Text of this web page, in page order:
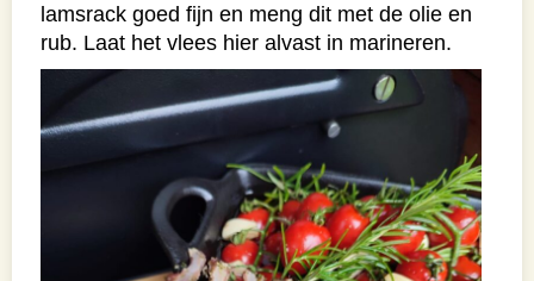
lamsrack goed fijn en meng dit met de olie en
rub. Laat het vlees hier alvast in marineren.